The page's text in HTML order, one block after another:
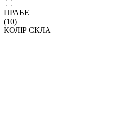
ПРАВЕ
(10)
КОЛІР СКЛА